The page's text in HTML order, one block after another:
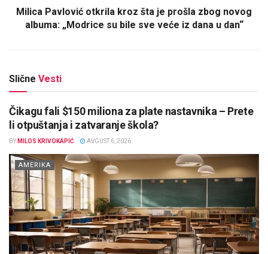
Milica Pavlović otkrila kroz šta je prošla zbog novog
albuma: „Modrice su bile sve veće iz dana u dan“
Slične Vesti
Čikagu fali $150 miliona za plate nastavnika – Prete
li otpuštanja i zatvaranje škola?
BY MILOS KRIVOKAPIĆ AVGUST 6, 2026
AMERIKA